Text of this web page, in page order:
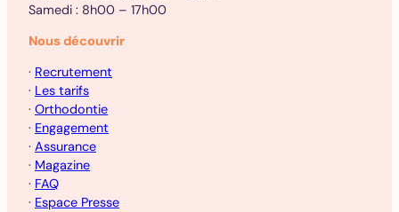
Samedi : 8h00 – 17h00
Nous découvrir
· Recrutement
· Les tarifs
· Orthodontie
· Engagement
· Assurance
· Magazine
· FAQ
· Espace Presse